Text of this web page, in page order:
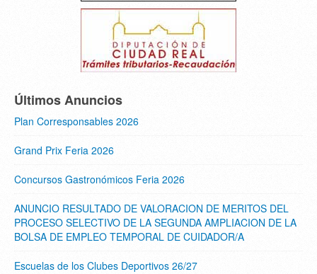
Últimos Anuncios
Plan Corresponsables 2026
Grand Prix Feria 2026
Concursos Gastronómicos Feria 2026
ANUNCIO RESULTADO DE VALORACION DE MERITOS DEL
PROCESO SELECTIVO DE LA SEGUNDA AMPLIACION DE LA
BOLSA DE EMPLEO TEMPORAL DE CUIDADOR/A
Escuelas de los Clubes Deportivos 26/27